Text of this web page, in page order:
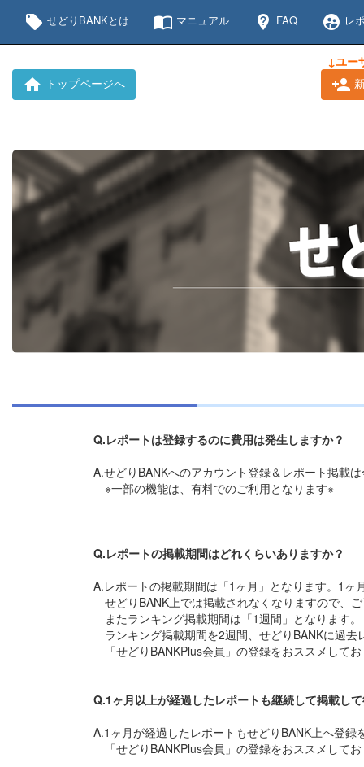
local_offer せどりBANKとは import_contacts マニュアル not_listed_location FAQ supervised_user_circle レ
↓ユー
home トップページへ person_add
Q.レポートは登録するのに費用は発生しますか？
A.せどりBANKへのアカウント登録＆レポート掲載
※一部の機能は、有料でのご利用となります※
Q.レポートの掲載期間はどれくらいありますか？
A.レポートの掲載期間は「1ヶ月」となります。1ヶ
せどりBANK上では掲載されなくなりますので、
またランキング掲載期間は「1週間」となります。
ランキング掲載期間を2週間、せどりBANKに過
「せどりBANKPlus会員」の登録をおススメして
Q.1ヶ月以上が経過したレポートも継続して掲載し
A.1ヶ月が経過したレポートもせどりBANK上へ登録
「せどりBANKPlus会員」の登録をおススメして